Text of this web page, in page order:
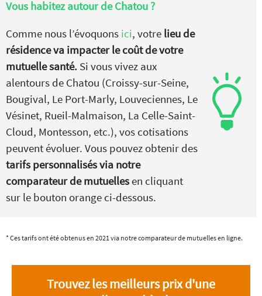
Vous habitez autour deChatou ?
Comme nous l’évoquons ici, votre lieu de
résidence va impacter le coût de votre
mutuelle santé. Si vous vivez aux
alentours de Chatou (Croissy-sur-Seine,
Bougival, Le Port-Marly, Louveciennes, Le
Vésinet, Rueil-Malmaison, La Celle-Saint-
Cloud, Montesson, etc.), vos cotisations
peuvent évoluer. Vous pouvez obtenir des
tarifs personnalisés via notre
comparateur de mutuelles en cliquant
sur le bouton orange ci-dessous.
* Ces tarifs ont été obtenus en 2021 via notre comparateur de mutuelles en ligne.
Trouvez les meilleurs prix d'une